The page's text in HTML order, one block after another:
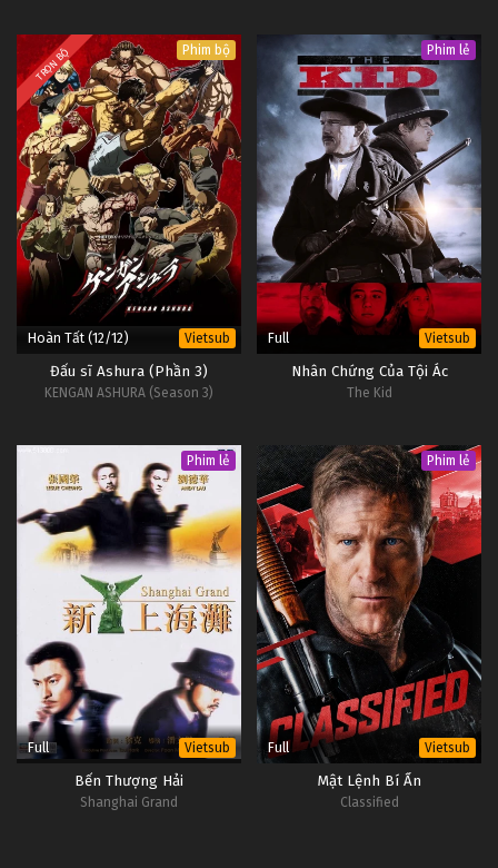
TRỌN BỘ Phim bộ
Hoàn Tất (12/12) Vietsub
Đấu sĩ Ashura (Phần 3)
KENGAN ASHURA (Season 3)
Phim lẻ
Full Vietsub
Nhân Chứng Của Tội Ác
The Kid
Phim lẻ
Full Vietsub
Bến Thượng Hải
Shanghai Grand
Phim lẻ
Full Vietsub
Mật Lệnh Bí Ẩn
Classified